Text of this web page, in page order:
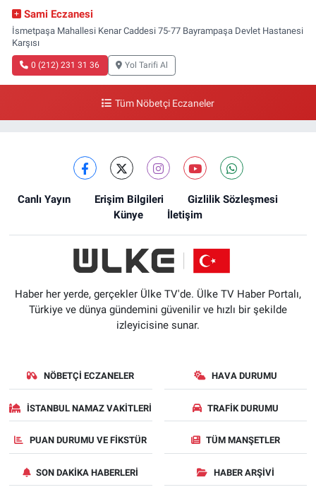
Sami Eczanesi
İsmetpaşa Mahallesi Kenar Caddesi 75-77 Bayrampaşa Devlet Hastanesi
Karşısı
0 (212) 231 31 36 Yol Tarifi Al
Tüm Nöbetçi Eczaneler
Canlı Yayın Erişim Bilgileri
Gizlilik Sözleşmesi
Künye
İletişim
Haber her yerde, gerçekler Ülke TV'de. Ülke TV Haber Portalı,
Türkiye ve dünya gündemini güvenilir ve hızlı bir şekilde
izleyicisine sunar.
NÖBETÇI ECZANELER HAVA DURUMU
İSTANBUL NAMAZ VAKITLERI TRAFIK DURUMU
PUAN DURUMU VE FIKSTÜR TÜM MANŞETLER
SON DAKIKA HABERLERI HABER ARŞIVI